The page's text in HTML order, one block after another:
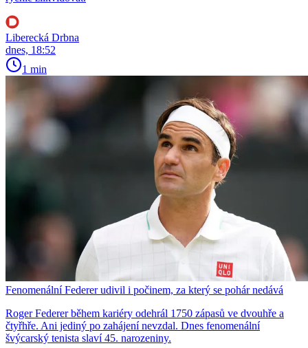
Liberecká Drbna
dnes, 18:52
1 min
Fenomenální Federer udivil i počinem, za který se pohár nedává
Roger Federer během kariéry odehrál 1750 zápasů ve dvouhře a
čtyřhře. Ani jediný po zahájení nevzdal. Dnes fenomenální
švýcarský tenista slaví 45. narozeniny.